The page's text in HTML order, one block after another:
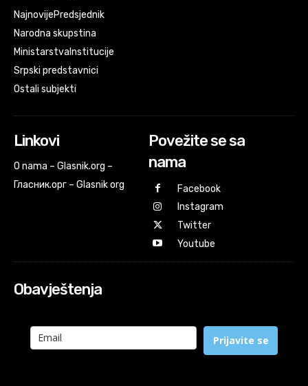
NajnovijePredsjednik
Narodna skupstina
MinistarstvaInstitucije
Srpski predstavnici
Ostali subjekti
Linkovi
O nama – Glasnik.org –
Гласник.орг – Glasnik org
Povežite se sa
nama
Facebook
Instagram
Twitter
Youtube
Obavještenja
Prijavite se